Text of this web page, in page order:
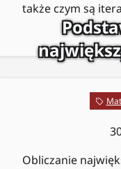
także czym są
Obliczanie